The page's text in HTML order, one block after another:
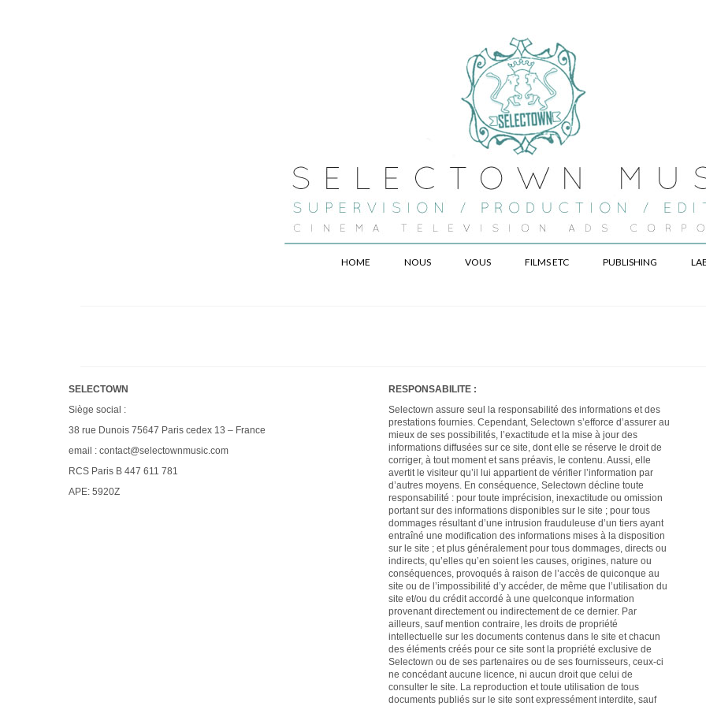
HOME NOUS VOUS FILMS ETC PUBLISHING
SELECTOWN
Siège social :
38 rue Dunois 75647 Paris cedex 13 – France
email : contact@selectownmusic.com
RCS Paris B 447 611 781
APE: 5920Z
RESPONSABILITE :
Selectown assure seul la responsabilité des informations et des
prestations fournies. Cependant, Selectown s’efforce d’assurer au
mieux de ses possibilités, l’exactitude et la mise à jour des
informations diffusées sur ce site, dont elle se réserve le droit de
corriger, à tout moment et sans préavis, le contenu. Aussi, elle
avertit le visiteur qu’il lui appartient de vérifier l’information par
d’autres moyens. En conséquence, Selectown décline toute
responsabilité : pour toute imprécision, inexactitude ou omission
portant sur des informations disponibles sur le site ; pour tous
dommages résultant d’une intrusion frauduleuse d’un tiers ayant
entraîné une modification des informations mises à la disposition
sur le site ; et plus généralement pour tous dommages, directs ou
indirects, qu’elles qu’en soient les causes, origines, nature ou
conséquences, provoqués à raison de l’accès de quiconque au
site ou de l’impossibilité d’y accéder, de même que l’utilisation du
site et/ou du crédit accordé à une quelconque information
provenant directement ou indirectement de ce dernier. Par
ailleurs, sauf mention contraire, les droits de propriété
intellectuelle sur les documents contenus dans le site et chacun
des éléments créés pour ce site sont la propriété exclusive de
Selectown ou de ses partenaires ou de ses fournisseurs, ceux-ci
ne concédant aucune licence, ni aucun droit que celui de
consulter le site. La reproduction et toute utilisation de tous
documents publiés sur le site sont expressément interdite, sauf